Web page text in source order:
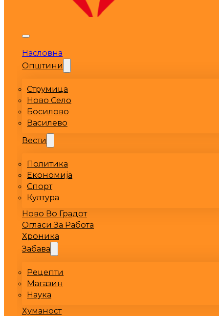
Насловна
Општини
Струмица
Ново Село
Босилово
Василево
Вести
Политика
Економија
Спорт
Култура
Ново Во Градот
Огласи За Работа
Хроника
Забава
Рецепти
Магазин
Наука
Хуманост